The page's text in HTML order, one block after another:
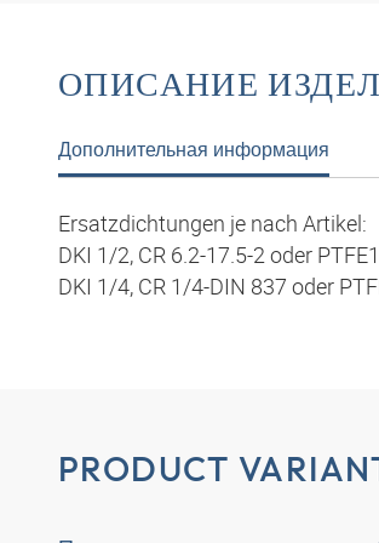
ОПИСАНИЕ
Дополнительная информация
Ersatzdichtungen je nach Artikel:
DKI 1/2, CR 6.2-17.5-2 oder
DKI 1/4, CR 1/4-DIN 837 oder
PRODUCT